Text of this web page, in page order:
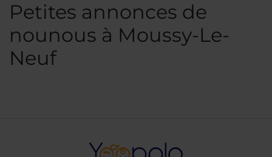
Petites annonces de
nounous à Moussy-Le-
Neuf